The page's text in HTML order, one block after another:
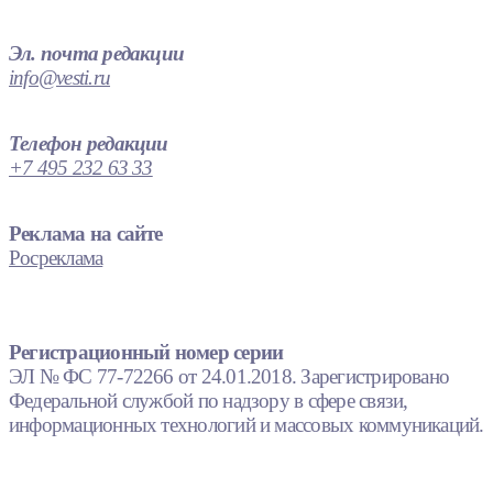
Эл. почта редакции
info@vesti.ru
Телефон редакции
+7 495 232 63 33
Реклама на сайте
Росреклама
Регистрационный номер серии
ЭЛ № ФС 77-72266 от 24.01.2018. Зарегистрировано
Федеральной службой по надзору в сфере связи,
информационных технологий и массовых коммуникаций.